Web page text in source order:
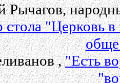
Рычагов,
стола "Церковь в
,"Есть